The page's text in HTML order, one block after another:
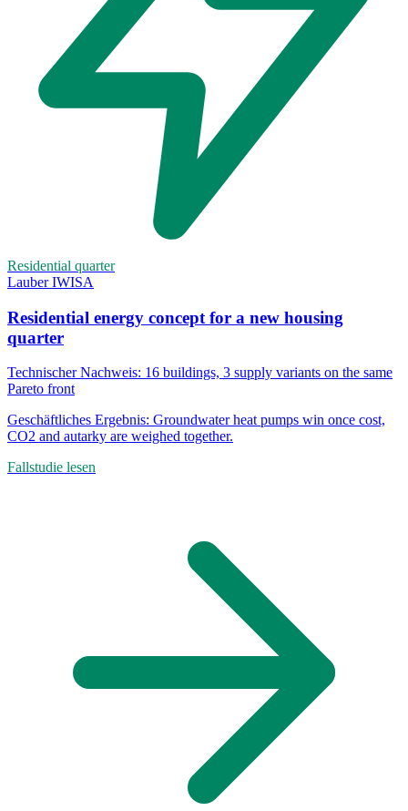
Residential quarter
Lauber IWISA
Residential energy concept for a new housing
quarter
Technischer Nachweis: 16 buildings, 3 supply variants on the same
Pareto front
Geschäftliches Ergebnis: Groundwater heat pumps win once cost,
CO2 and autarky are weighed together.
Fallstudie lesen